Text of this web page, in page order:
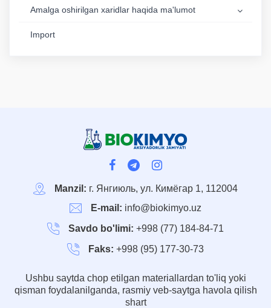
Аmalga oshirilgan xaridlar haqida ma'lumot
Import
Manzil: г. Янгиюль, ул. Кимёгар 1, 112004
E-mail: info@biokimyo.uz
Savdo bo'limi: +998 (77) 184-84-71
Faks: +998 (95) 177-30-73
Ushbu saytda chop etilgan materiallardan to'liq yoki
qisman foydalanilganda, rasmiy veb-saytga havola qilish
shart